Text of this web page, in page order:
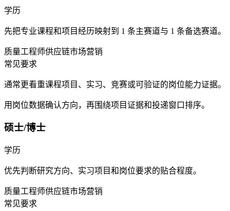
学历
先把专业课程和项目经历映射到 1 条主赛道与 1 条备选赛道。
质量工程师供应链市场营销
常见要求
通常更看重课程项目、实习、竞赛或可验证的岗位能力证据。
用岗位数据确认方向，再围绕项目证据和投递窗口排序。
硕士/博士
学历
优先判断研究方向、实习项目和岗位要求的贴合程度。
质量工程师供应链市场营销
常见要求